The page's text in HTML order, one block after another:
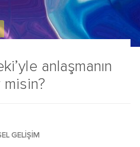
anlaşmanın
misin?
GELIŞIM